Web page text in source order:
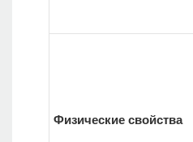
Физические свойства